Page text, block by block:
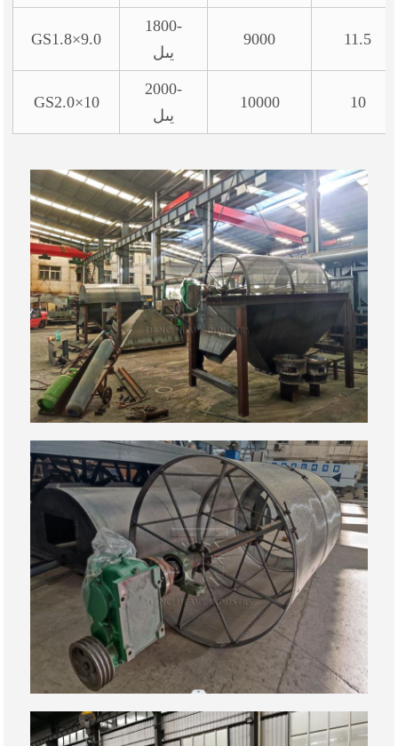
GS1.8×9.0
1800-
يىل
9000 11.5
GS2.0×10
2000-
يىل
10000 10